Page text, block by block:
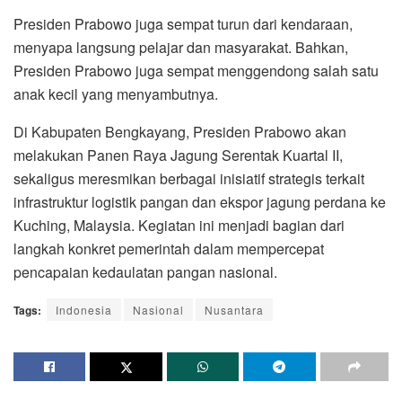
Presiden Prabowo juga sempat turun dari kendaraan,
menyapa langsung pelajar dan masyarakat. Bahkan,
Presiden Prabowo juga sempat menggendong salah satu
anak kecil yang menyambutnya.
Di Kabupaten Bengkayang, Presiden Prabowo akan
melakukan Panen Raya Jagung Serentak Kuartal II,
sekaligus meresmikan berbagai inisiatif strategis terkait
infrastruktur logistik pangan dan ekspor jagung perdana ke
Kuching, Malaysia. Kegiatan ini menjadi bagian dari
langkah konkret pemerintah dalam mempercepat
pencapaian kedaulatan pangan nasional.
Tags: Indonesia Nasional Nusantara